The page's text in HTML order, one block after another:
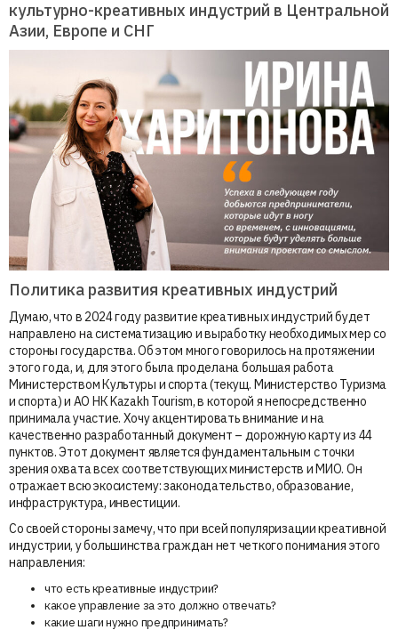
культурно-креативных индустрий в Центральной
Азии, Европе и СНГ
Политика развития креативных индустрий
Думаю, что в 2024 году развитие креативных индустрий будет
направлено на систематизацию и выработку необходимых мер со
стороны государства. Об этом много говорилось на протяжении
этого года, и, для этого была проделана большая работа
Министерством Культуры и спорта (текущ. Министерство Туризма
и спорта) и АО НК Kazakh Tourism, в которой я непосредственно
принимала участие. Хочу акцентировать внимание и на
качественно разработанный документ – дорожную карту из 44
пунктов. Этот документ является фундаментальным с точки
зрения охвата всех соответствующих министерств и МИО. Он
отражает всю экосистему: законодательство, образование,
инфраструктура, инвестиции.
Со своей стороны замечу, что при всей популяризации креативной
индустрии, у большинства граждан нет четкого понимания этого
направления:
что есть креативные индустрии?
какое управление за это должно отвечать?
какие шаги нужно предпринимать?